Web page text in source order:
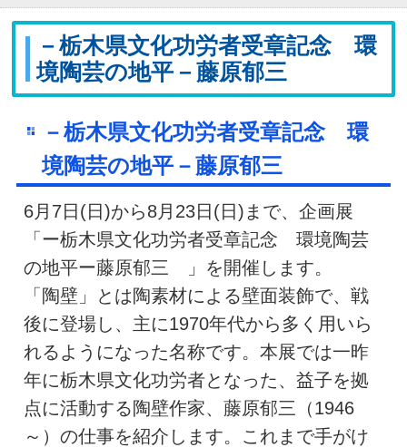
－栃木県文化功労者受章記念 環
境陶芸の地平－藤原郁三
－栃木県文化功労者受章記念 環
境陶芸の地平－藤原郁三
6月7日(日)から8月23日(日)まで、企画展
「ー栃木県文化功労者受章記念 環境陶芸
の地平ー藤原郁三 」を開催します。
「陶壁」とは陶素材による壁面装飾で、戦
後に登場し、主に1970年代から多く用いら
れるようになった名称です。本展では一昨
年に栃木県文化功労者となった、益子を拠
点に活動する陶壁作家、藤原郁三（1946
～）の仕事を紹介します。これまで手がけ